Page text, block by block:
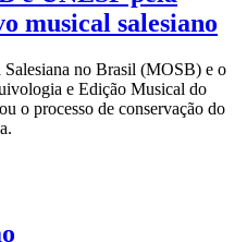
musical salesiano
no Brasil (MOSB) e o
e Edição Musical do
o processo de conservação do